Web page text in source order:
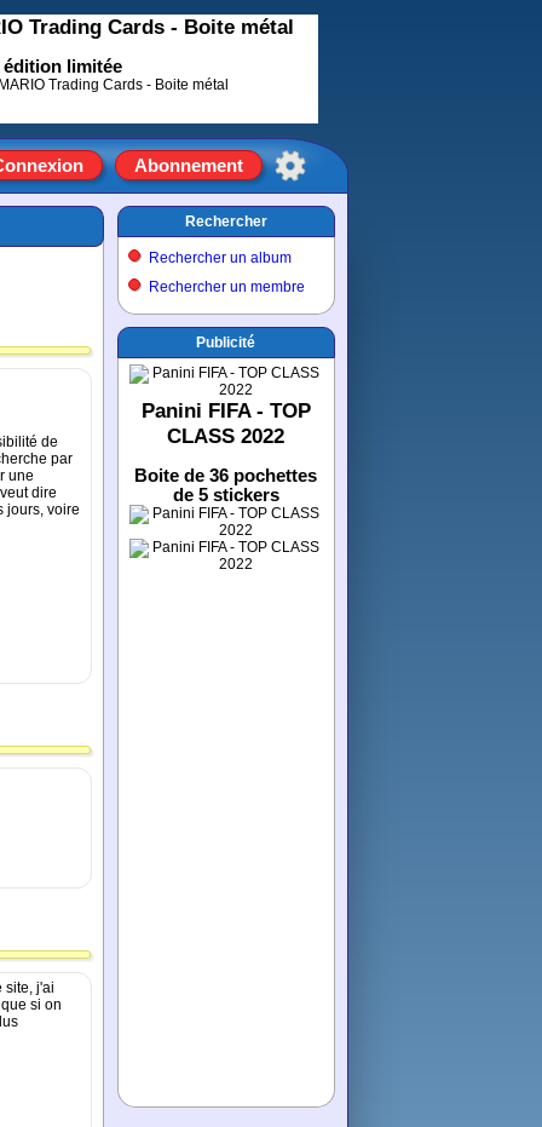
Abonnement
de
par
une
dire
jours, voire
site, j'ai
si on
Rechercher
Rechercher un album
Rechercher un membre
Publicité
Panini FIFA - TOP
CLASS 2022
Boite de 36 pochettes
de 5 stickers
Trading Cards - Boite métal
édition limitée